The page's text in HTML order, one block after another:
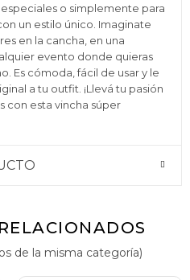
o simplemente para
un estilo único. Imaginate
en la cancha, en una
evento donde quieras
Es cómoda, fácil de usar y le
a tu outfit. ¡Llevá tu pasión
con esta vincha súper
de la misma categoría)